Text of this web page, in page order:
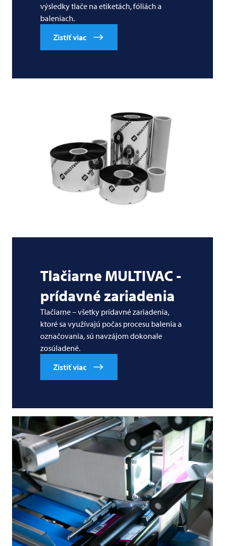
výsledky tlače na etiketách, fóliách a
baleniach.
Zistiť viac
Tlačiarne MULTIVAC -
prídavné zariadenia
Tlačiarne – všetky prídavné zariadenia,
ktoré sa využívajú počas procesu balenia a
označovania, sú navzájom dokonale
zosúladené.
Zistiť viac